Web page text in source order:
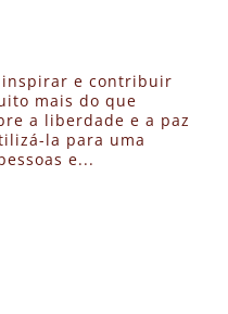
inspirar e contribuir
mais do que
a liberdade e a paz
la para uma
e...